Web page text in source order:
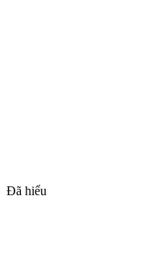
Đã hiểu